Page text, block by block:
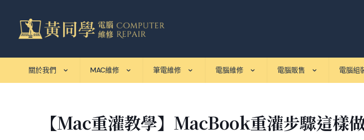
關於我們 MAC維修 筆電維修 電腦維修 電腦販售 電腦組
【Mac重灌教學】MacBook重灌步驟這樣